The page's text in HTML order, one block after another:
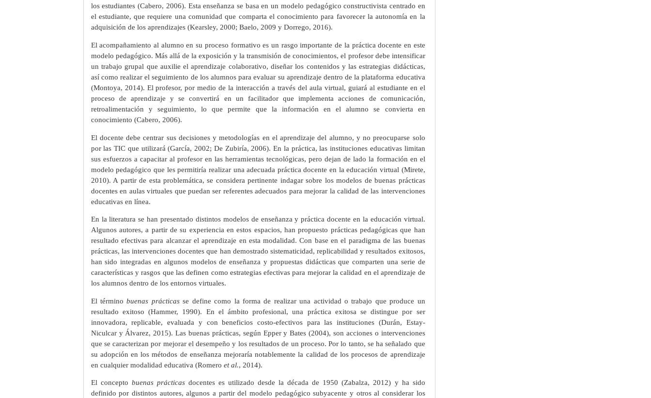
los estudiantes (Cabero, 2006). Esta enseñanza se basa en un modelo pedagógico constructivista centrado en
el estudiante, que requiere una comunidad que comparta el conocimiento para favorecer la autonomía en la
adquisición de los aprendizajes (Kearsley, 2000; Baelo, 2009 y Dorrego, 2016).
El acompañamiento al alumno en su proceso formativo es un rasgo importante de la práctica docente en este
modelo pedagógico. Más allá de la exposición y la transmisión de conocimientos, el profesor debe intensificar
un trabajo grupal que auxilie el aprendizaje colaborativo, diseñar los contenidos y las estrategias didácticas,
así como realizar el seguimiento de los alumnos para evaluar su aprendizaje dentro de la plataforma educativa
(Montoya, 2014). El profesor, por medio de la interacción a través del aula virtual, guiará al estudiante en el
proceso de aprendizaje y se convertirá en un facilitador que implementa acciones de comunicación,
retroalimentación y seguimiento, lo que permite que la información en el alumno se convierta en
conocimiento (Cabero, 2006).
El docente debe centrar sus decisiones y metodologías en el aprendizaje del alumno, y no preocuparse solo
por las TIC que utilizará (García, 2002; De Zubiría, 2006). En la práctica, las instituciones educativas limitan
sus esfuerzos a capacitar al profesor en las herramientas tecnológicas, pero dejan de lado la formación en el
modelo pedagógico que les permitiría realizar una adecuada práctica docente en la educación virtual (Mirete,
2010). A partir de esta problemática, se considera pertinente indagar sobre los modelos de buenas prácticas
docentes en aulas virtuales que puedan ser referentes adecuados para mejorar la calidad de las intervenciones
educativas en línea.
En la literatura se han presentado distintos modelos de enseñanza y práctica docente en la educación virtual.
Algunos autores, a partir de su experiencia en estos espacios, han propuesto prácticas pedagógicas que han
resultado efectivas para alcanzar el aprendizaje en esta modalidad. Con base en el paradigma de las buenas
prácticas, las intervenciones docentes que han demostrado sistematicidad, replicabilidad y resultados exitosos,
han sido integradas en algunos modelos de enseñanza y propuestas didácticas que comparten una serie de
características y rasgos que las definen como estrategias efectivas para mejorar la calidad en el aprendizaje de
los alumnos dentro de los entornos virtuales.
El términobuenas prácticasse define como la forma de realizar una actividad o trabajo que produce un
resultado exitoso (Hammer, 1990). En el ámbito profesional, una práctica exitosa se distingue por ser
innovadora, replicable, evaluada y con beneficios costo-efectivos para las instituciones (Durán, Estay-
Niculcar y Álvarez, 2015). Las buenas prácticas, según Epper y Bates (2004), son acciones o intervenciones
que se caracterizan por mejorar el desempeño y los resultados de un proceso. Por lo tanto, se ha señalado que
su adopción en los métodos de enseñanza mejoraría notablemente la calidad de los procesos de aprendizaje
en cualquier modalidad educativa (Romero et al., 2014).
El concepto buenas prácticasdocentes es utilizado desde la década de 1950 (Zabalza, 2012) y ha sido
definido por distintos autores, algunos a partir del modelo pedagógico subyacente y otros al considerar los